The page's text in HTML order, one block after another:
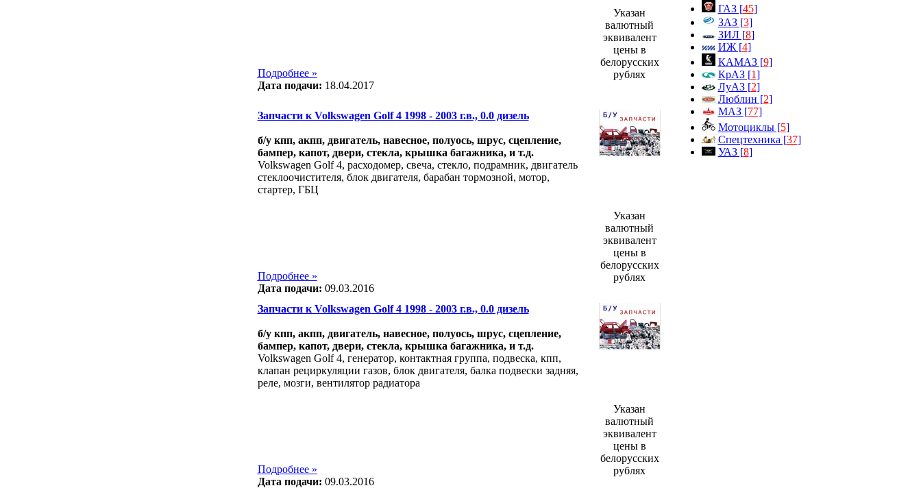
Подробнее »
Дата подачи: 18.04.2017
Указан
валютный
эквивалент
цены в
белорусских
рублях
Запчасти к Volkswagen Golf 4 1998 - 2003 г.в., 0.0 дизель
б/у кпп, акпп, двигатель, навесное, полуось, шрус, сцепление,
бампер, капот, двери, стекла, крышка багажника, и т.д.
Volkswagen Golf 4, расходомер, свеча, стекло, подрамник, двигатель
стеклоочистителя, блок двигателя, барабан тормозной, мотор,
стартер, ГБЦ
Подробнее »
Дата подачи: 09.03.2016
Указан
валютный
эквивалент
цены в
белорусских
рублях
Запчасти к Volkswagen Golf 4 1998 - 2003 г.в., 0.0 дизель
б/у кпп, акпп, двигатель, навесное, полуось, шрус, сцепление,
бампер, капот, двери, стекла, крышка багажника, и т.д.
Volkswagen Golf 4, генератор, контактная группа, подвеска, кпп,
клапан рециркуляции газов, блок двигателя, балка подвески задняя,
реле, мозги, вентилятор радиатора
Подробнее »
Дата подачи: 09.03.2016
Указан
валютный
эквивалент
цены в
белорусских
рублях
ГАЗ [45]
ЗАЗ [3]
ЗИЛ [8]
ИЖ [4]
КАМАЗ [9]
КрАЗ [1]
ЛуАЗ [2]
Люблин [2]
МАЗ [77]
Мотоциклы [5]
Спецтехника [37]
УАЗ [8]